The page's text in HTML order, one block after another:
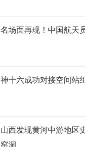
名场面再现！中国航天
神十六成功对接空间站
山西发现黄河中游地区
窑洞